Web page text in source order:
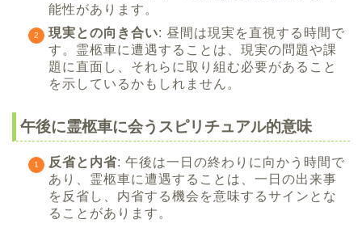
能性があります。
現実との向き合い: 昼間は現実を直視する時間で
す。霊柩車に遭遇することは、現実の問題や課
題に直面し、それらに取り組む必要があること
を示しているかもしれません。
午後に霊柩車に会うスピリチュアル的意味
反省と内省: 午後は一日の終わりに向かう時間で
あり、霊柩車に遭遇することは、一日の出来事
を反省し、内省する機会を意味するサインとな
ることがあります。